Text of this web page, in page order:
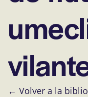
← Volver a la